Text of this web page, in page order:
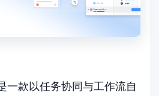
一款以任务协同与工作流自